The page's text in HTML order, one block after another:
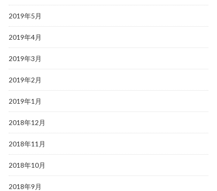
2019年5月
2019年4月
2019年3月
2019年2月
2019年1月
2018年12月
2018年11月
2018年10月
2018年9月